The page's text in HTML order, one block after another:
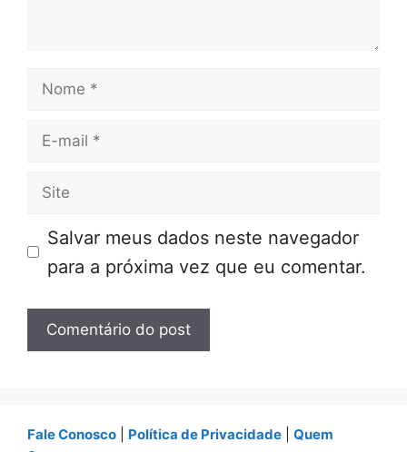
Nome
E-
Site
Salvar meus dados neste navegador
para a próxima vez que eu comentar.
Fale Conosco Política de Privacidade
Quem